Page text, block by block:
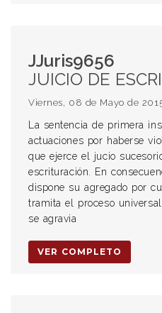
JJuris9656
JUICIO DE ESCRITURACIÓN. CESIÓN DE DERECHOS
Viernes, 08 de Mayo de
La sentencia de primera
actuaciones por haberse
que ejerce el jucio
escrituración. En
dispone su agregado por
tramita el proceso
se agravia
VER COMPLETO